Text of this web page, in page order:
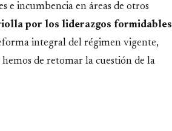
e incumbencia en áreas de otros
por los liderazgos formidables
integral del régimen vigente,
de retomar la cuestión de la